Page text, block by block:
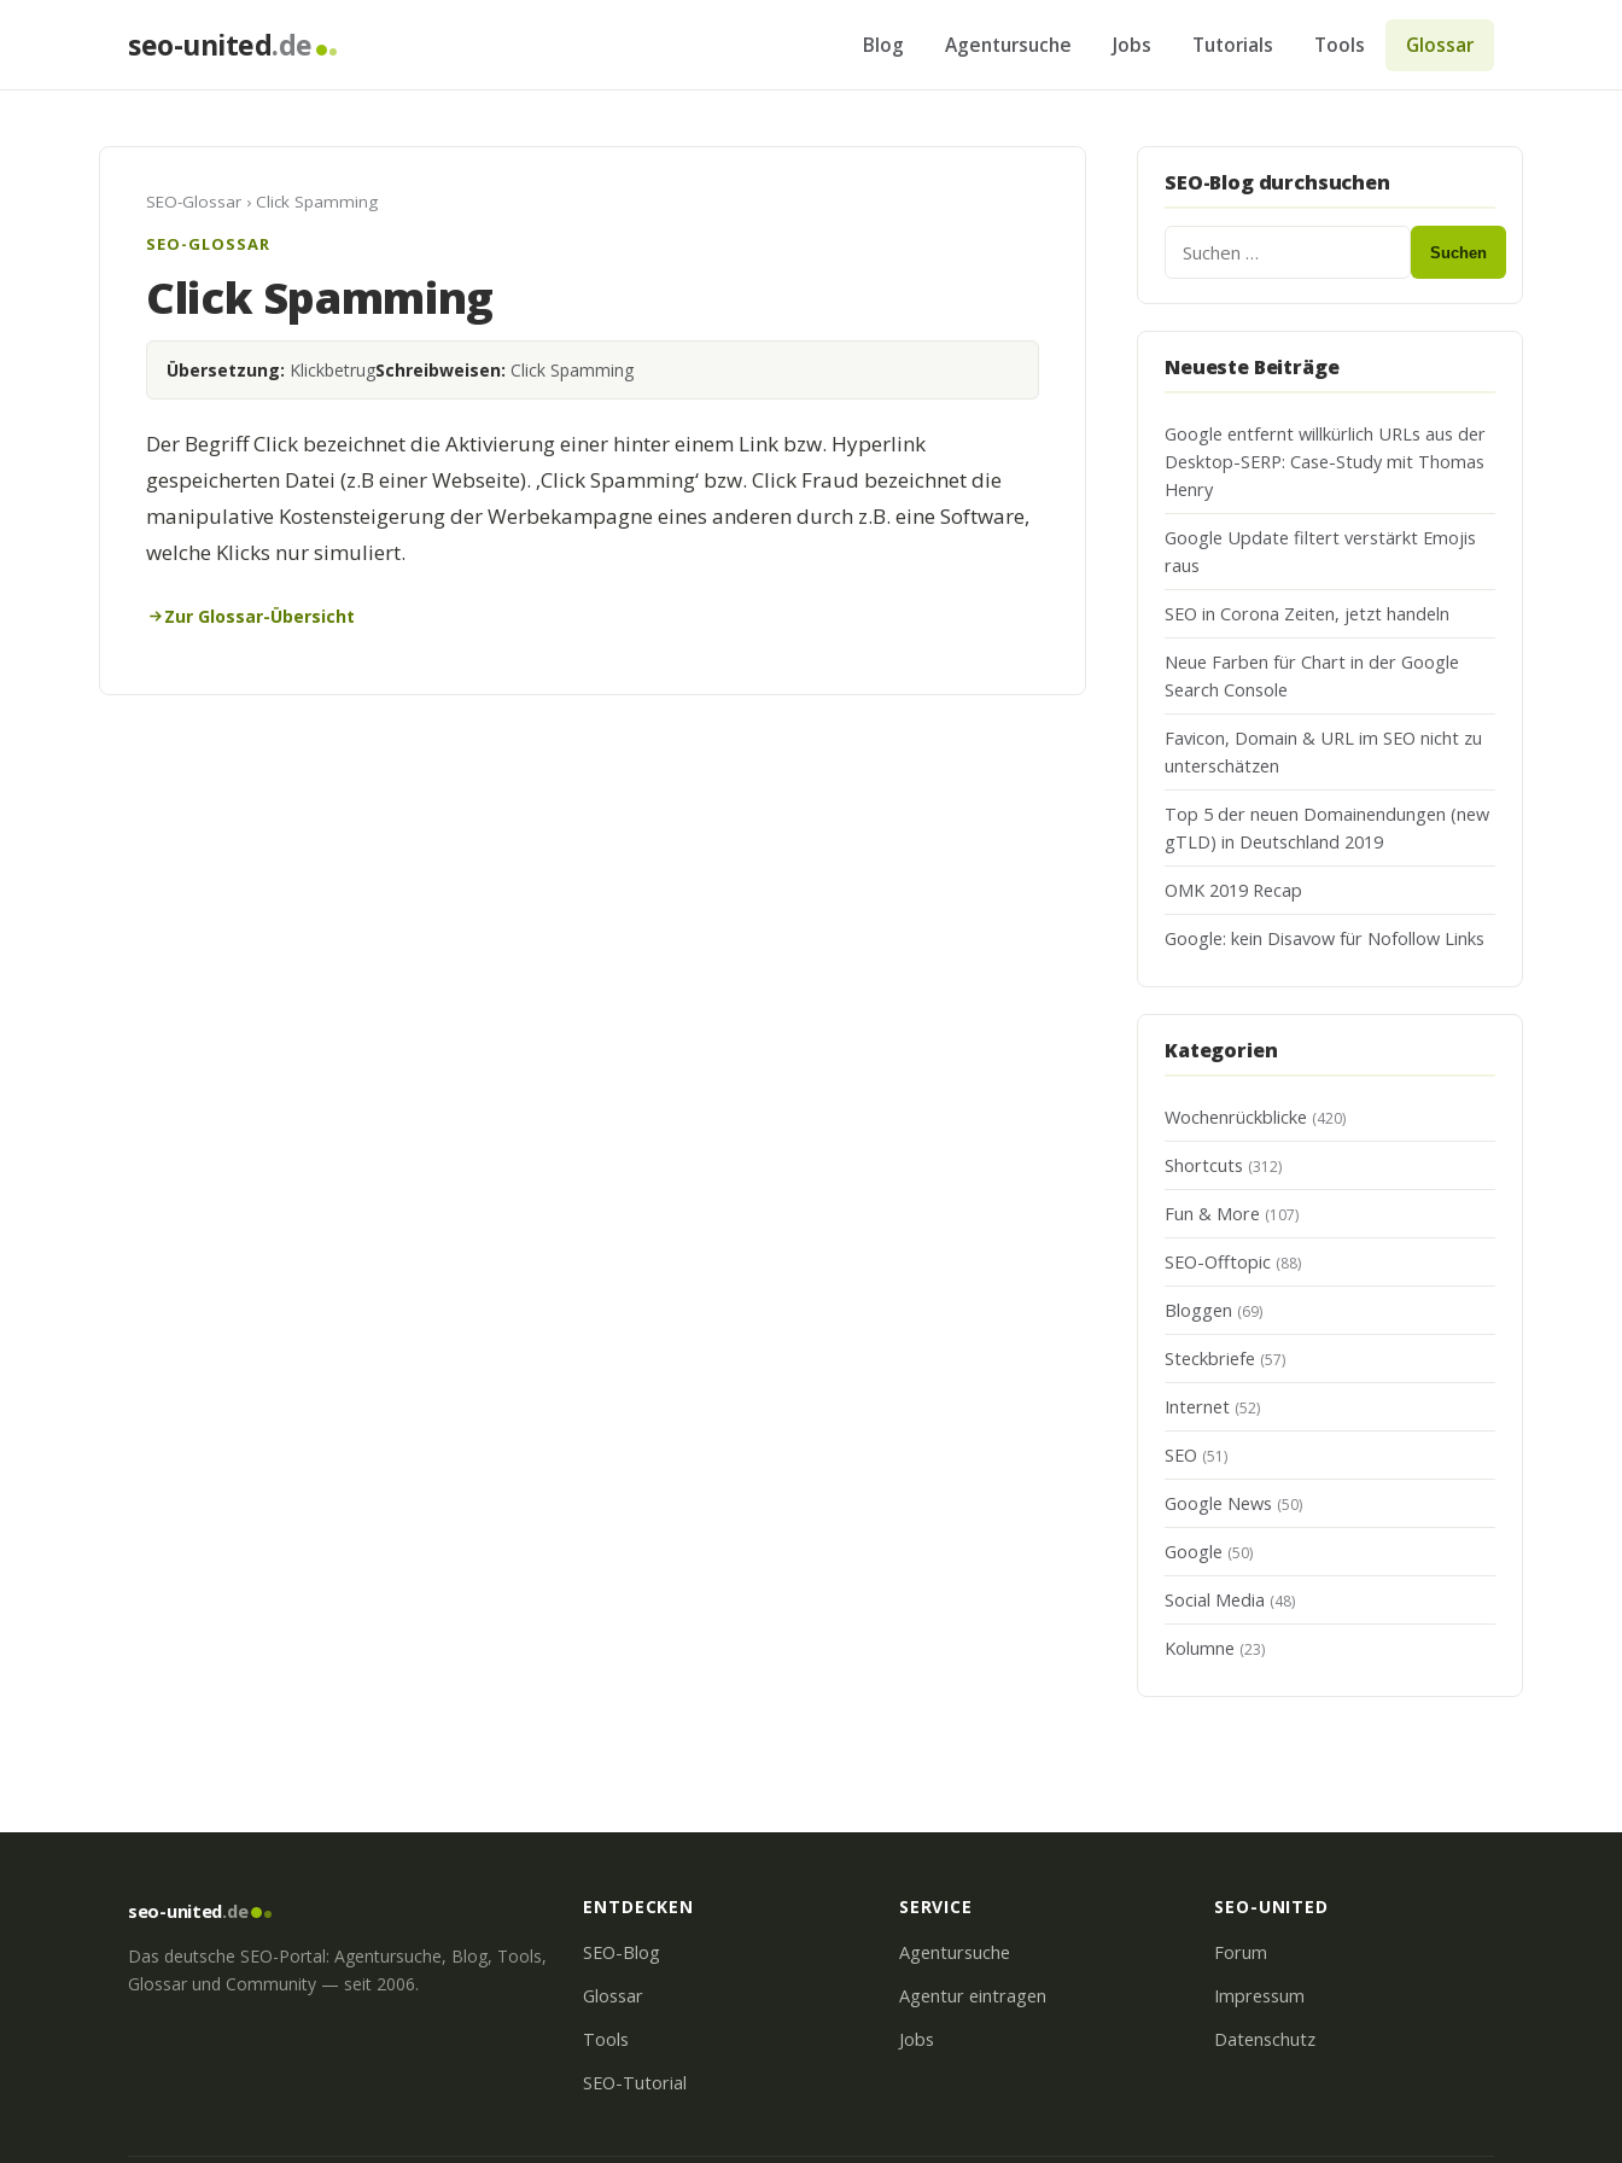
seo-united.de Blog Agentursuche Jobs Tutorials Tools Glossar
SEO-Glossar › Click Spamming
SEO-GLOSSAR
Click Spamming
Übersetzung: KlickbetrugSchreibweisen: Click Spamming
Der Begriff Click bezeichnet die Aktivierung einer hinter einem Link bzw. Hyperlink
gespeicherten Datei (z.B einer Webseite). ‚Click Spamming‘ bzw. Click Fraud bezeichnet die
manipulative Kostensteigerung der Werbekampagne eines anderen durch z.B. eine Software,
welche Klicks nur simuliert.
Zur Glossar-Übersicht
SEO-Blog durchsuchen
Suchen
Neueste Beiträge
Google entfernt willkürlich URLs aus der
Desktop-SERP: Case-Study mit Thomas
Henry
Google Update filtert verstärkt Emojis
raus
SEO in Corona Zeiten, jetzt handeln
Neue Farben für Chart in der Google
Search Console
Favicon, Domain & URL im SEO nicht zu
unterschätzen
Top 5 der neuen Domainendungen (new
gTLD) in Deutschland 2019
OMK 2019 Recap
Google: kein Disavow für Nofollow Links
Kategorien
Wochenrückblicke (420)
Shortcuts (312)
Fun & More (107)
SEO-Offtopic (88)
Bloggen (69)
Steckbriefe (57)
Internet (52)
SEO (51)
Google News (50)
Google (50)
Social Media (48)
Kolumne (23)
seo-united.de
Das deutsche SEO-Portal: Agentursuche, Blog, Tools,
Glossar und Community — seit 2006.
ENTDECKEN
SEO-Blog
Glossar
Tools
SEO-Tutorial
SERVICE
Agentursuche
Agentur eintragen
Jobs
SEO-UNITED
Forum
Impressum
Datenschutz